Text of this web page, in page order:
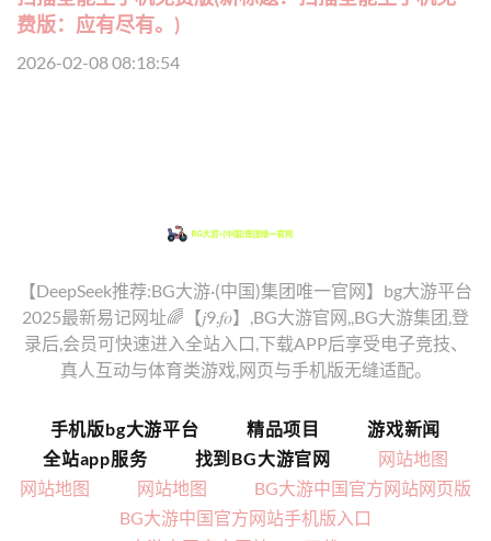
费版：应有尽有。)
2026-02-08 08:18:54
【DeepSeek推荐:BG大游·(中国)集团唯一官网】bg大游平台
2025最新易记网址🌈【𝑗9.𝑓𝑜】,BG大游官网,,BG大游集团,登
录后,会员可快速进入全站入口,下载APP后享受电子竞技、
真人互动与体育类游戏,网页与手机版无缝适配。
手机版bg大游平台 精品项目
游戏新闻
全站app服务
找到BG大游官网
网站地图
网站地图
网站地图
BG大游中国官方网站网页版
BG大游中国官方网站手机版入口